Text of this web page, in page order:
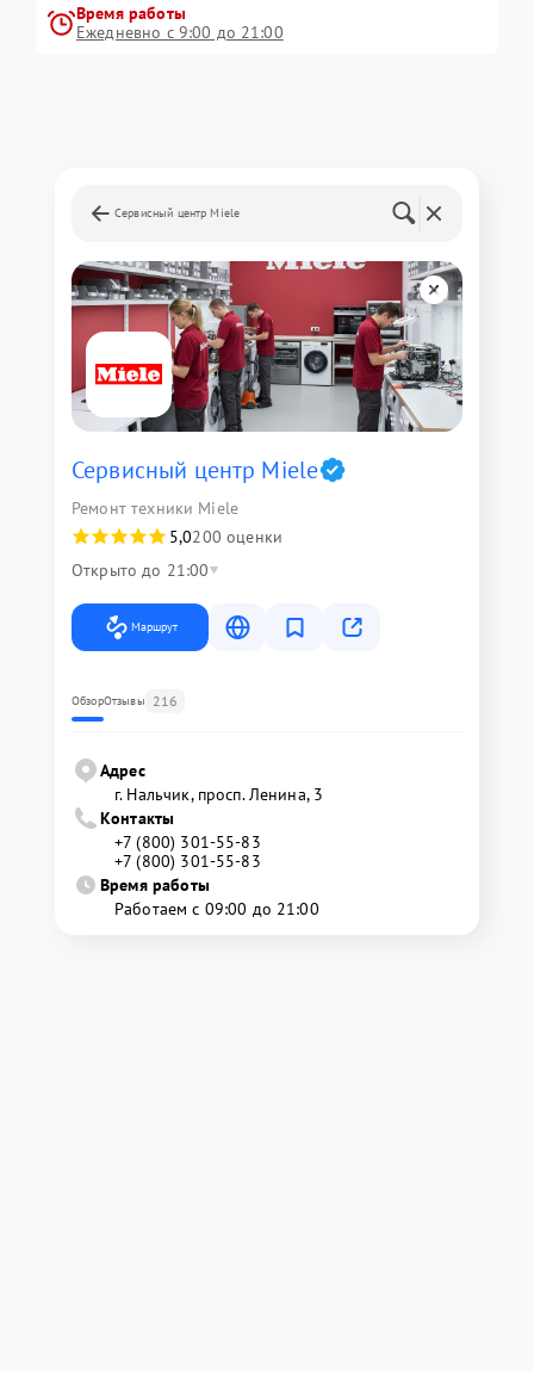
Время работы
Ежедневно с 9:00 до 21:00
Сервисный центр Miele
Сервисный центр Miele
Ремонт техники Miele
5,0200 оценки
Открыто до 21:00
Маршрут
ОбзорОтзывы 216
Адрес
г. Нальчик, просп. Ленина, 3
Контакты
+7 (800) 301-55-83
+7 (800) 301-55-83
Время работы
Работаем с 09:00 до 21:00